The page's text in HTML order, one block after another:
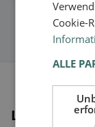
Luoghi nelle
Cookie-
ALLE